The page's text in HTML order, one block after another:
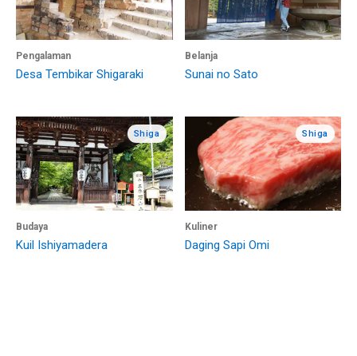
Pengalaman
Desa Tembikar Shigaraki
Belanja
Sunai no Sato
Shiga
Budaya
Kuil Ishiyamadera
Shiga
Kuliner
Daging Sapi Omi